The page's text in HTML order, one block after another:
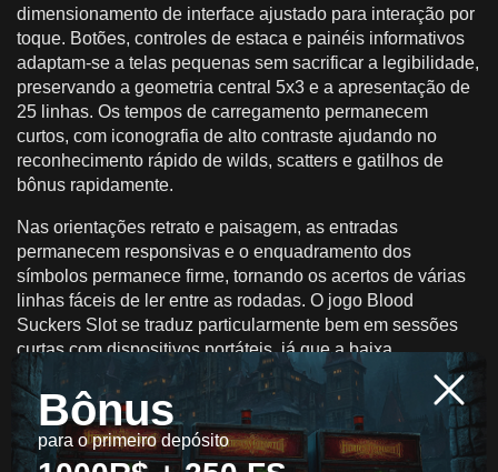
dimensionamento de interface ajustado para interação por
toque. Botões, controles de estaca e painéis informativos
adaptam-se a telas pequenas sem sacrificar a legibilidade,
preservando a geometria central 5x3 e a apresentação de
25 linhas. Os tempos de carregamento permanecem
curtos, com iconografia de alto contraste ajudando no
reconhecimento rápido de wilds, scatters e gatilhos de
bônus rapidamente.
Nas orientações retrato e paisagem, as entradas
permanecem responsivas e o enquadramento dos
símbolos permanece firme, tornando os acertos de várias
linhas fáceis de ler entre as rodadas. O jogo Blood
Suckers Slot se traduz particularmente bem em sessões
curtas com dispositivos portáteis, já que a baixa
volatilidade suaviza a experiência mesmo em breves
períodos de jogo. A continuidade visual garante que a
atmosfera sobreviva à transição de telas maiores para
dispositivos móveis sem perder o caráter.
Bônus
para o primeiro depósito